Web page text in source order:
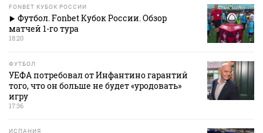
FONBET КУБОК РОССИИ
Футбол. Fonbet Кубок России. Обзор
матчей 1-го тура
18:20
ФУТБОЛ
УЕФА потребовал от Инфантино гарантий
того, что он больше не будет «уродовать»
игру
17:36
ИСПАНИЯ